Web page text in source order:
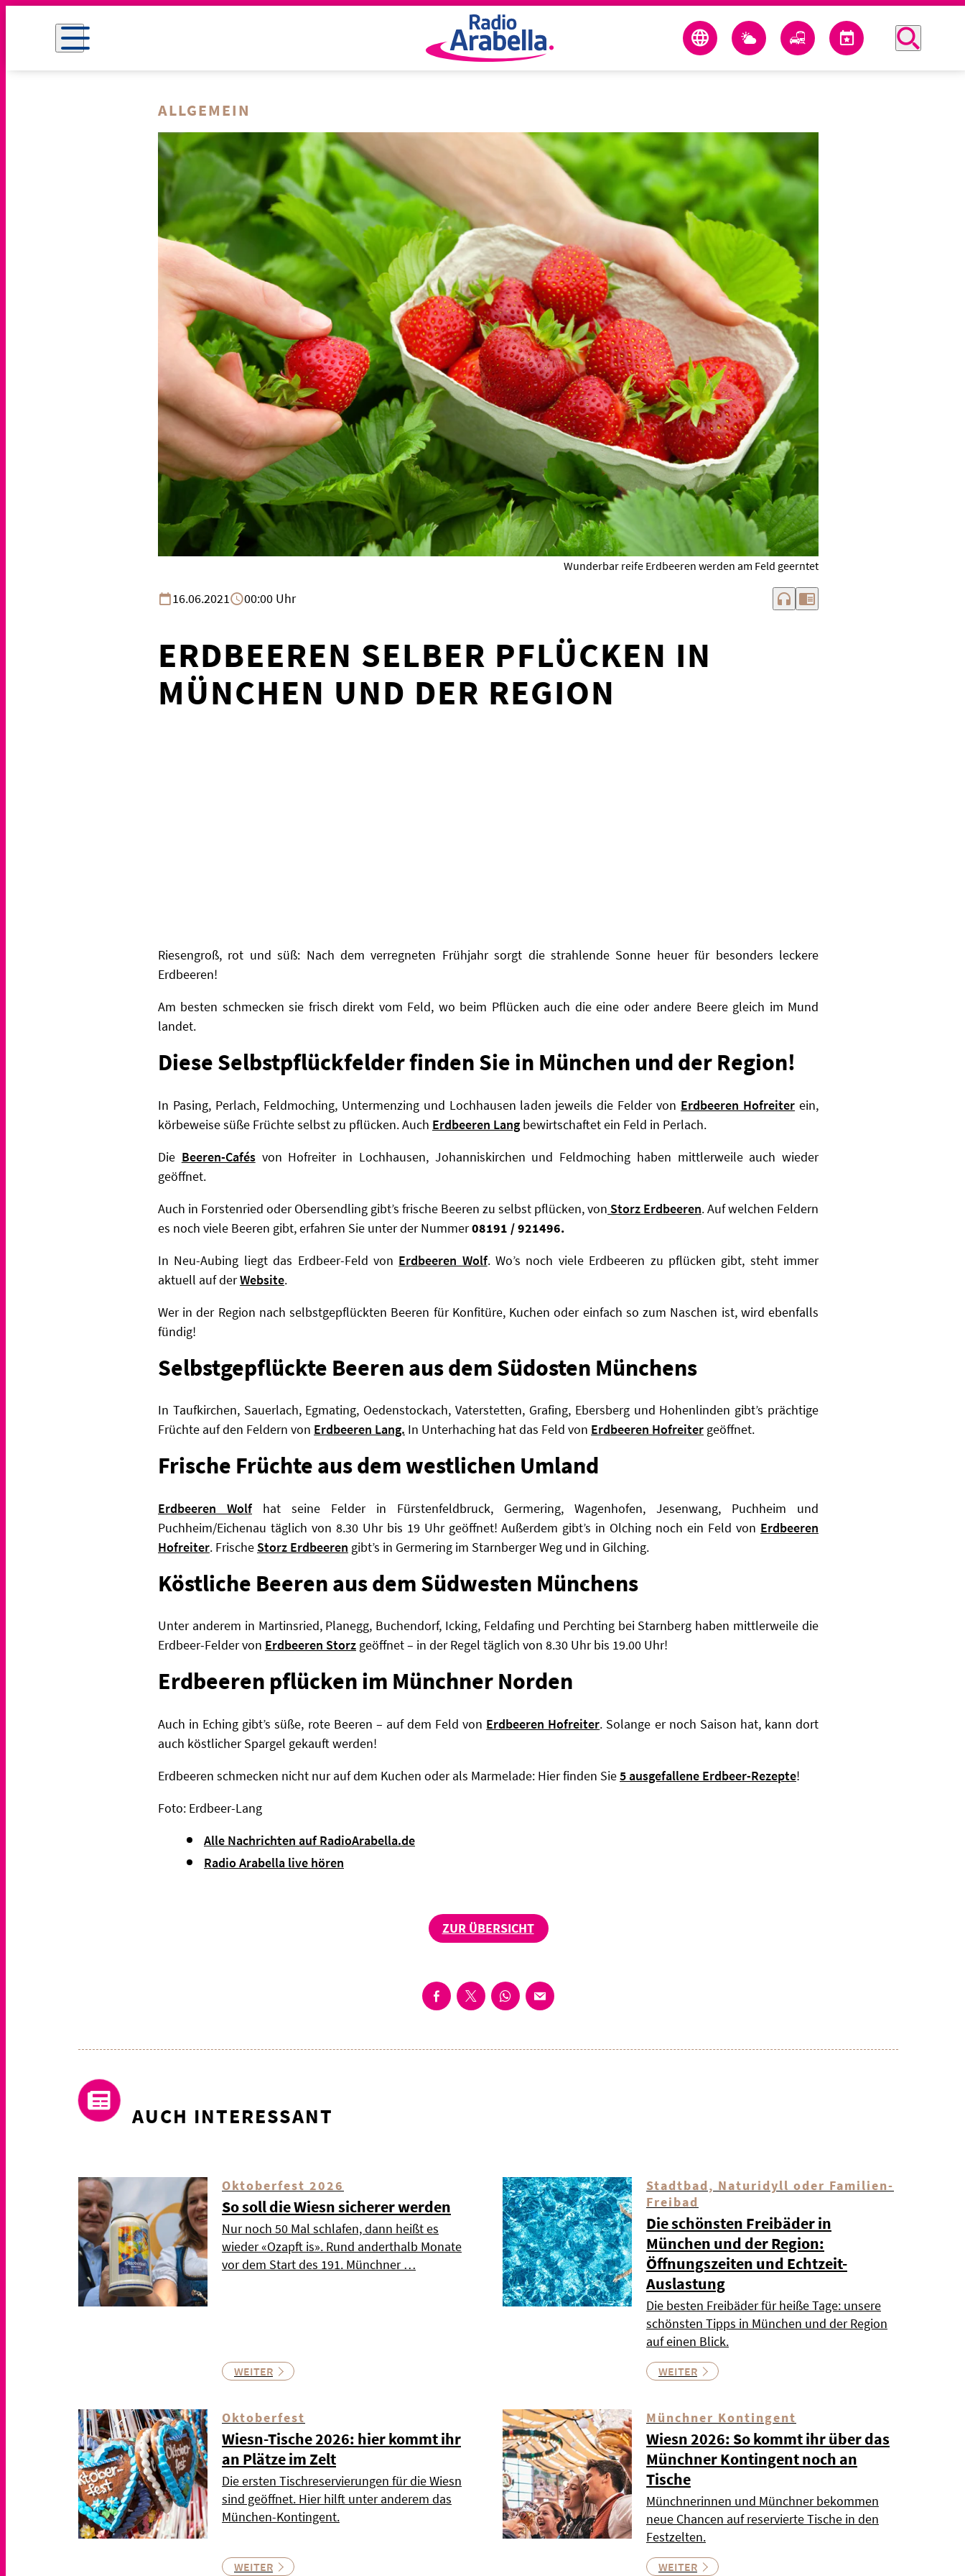
ALLGEMEIN
Wunderbar reife Erdbeeren werden am Feld geerntet
16.06.2021 00:00 Uhr headphones chrome_reader_mode
ERDBEEREN SELBER PFLÜCKEN IN
MÜNCHEN UND DER REGION
Riesengroß, rot und süß: Nach dem verregneten Frühjahr sorgt die strahlende Sonne heuer für besonders leckere
Erdbeeren!
Am besten schmecken sie frisch direkt vom Feld, wo beim Pflücken auch die eine oder andere Beere gleich im Mund
landet.
Diese Selbstpflückfelder finden Sie in München und der Region!
In Pasing, Perlach, Feldmoching, Untermenzing und Lochhausen laden jeweils die Felder von Erdbeeren Hofreiter ein,
körbeweise süße Früchte selbst zu pflücken. Auch Erdbeeren Lang bewirtschaftet ein Feld in Perlach.
Die Beeren-Cafésvon Hofreiter in Lochhausen, Johanniskirchen und Feldmoching haben mittlerweile auch wieder
geöffnet.
Auch in Forstenried oder Obersendling gibt’s frische Beeren zu selbst pflücken, von Storz Erdbeeren. Auf welchen Feldern
es noch viele Beeren gibt, erfahren Sie unter der Nummer08191 / 921496.
In Neu-Aubing liegt das Erdbeer-Feld von Erdbeeren Wolf. Wo’s noch viele Erdbeeren zu pflücken gibt, steht immer
aktuell auf derWebsite.
Wer in der Region nach selbstgepflückten Beeren für Konfitüre, Kuchen oder einfach so zum Naschen ist, wird ebenfalls
fündig!
Selbstgepflückte Beeren aus dem Südosten Münchens
In Taufkirchen, Sauerlach, Egmating, Oedenstockach, Vaterstetten, Grafing, Ebersberg und Hohenlinden gibt’s prächtige
Früchte auf den Feldern von Erdbeeren Lang. In Unterhaching hat das Feld von Erdbeeren Hofreiter geöffnet.
Frische Früchte aus dem westlichen Umland
Erdbeeren Wolfhat seine Felder in Fürstenfeldbruck, Germering, Wagenhofen, Jesenwang, Puchheim und
Puchheim/Eichenau täglich von 8.30 Uhr bis 19 Uhr geöffnet! Außerdem gibt’s in Olching noch ein Feld von Erdbeeren
Hofreiter. Frische Storz Erdbeeren gibt’s in Germering im Starnberger Weg und in Gilching.
Köstliche Beeren aus dem Südwesten Münchens
Unter anderem in Martinsried, Planegg, Buchendorf, Icking, Feldafing und Perchting bei Starnberg haben mittlerweile die
Erdbeer-Felder von Erdbeeren Storz geöffnet – in der Regel täglich von 8.30 Uhr bis 19.00 Uhr!
Erdbeeren pflücken im Münchner Norden
Auch in Eching gibt’s süße, rote Beeren – auf dem Feld von Erdbeeren Hofreiter. Solange er noch Saison hat, kann dort
auch köstlicher Spargel gekauft werden!
Erdbeeren schmecken nicht nur auf dem Kuchen oder als Marmelade: Hier finden Sie5 ausgefallene Erdbeer-Rezepte!
Foto: Erdbeer-Lang
Alle Nachrichten auf RadioArabella.de
Radio Arabella live hören
ZUR ÜBERSICHT
AUCH INTERESSANT
Oktoberfest 2026
So soll die Wiesn sicherer werden
Nur noch 50 Mal schlafen, dann heißt es
wieder «Ozapft is». Rund anderthalb Monate
vor dem Start des 191. Münchner …
WEITER
Stadtbad, Naturidyll oder Familien-
Freibad
Die schönsten Freibäder in
München und der Region:
Öffnungszeiten und Echtzeit-
Auslastung
Die besten Freibäder für heiße Tage: unsere
schönsten Tipps in München und der Region
auf einen Blick.
WEITER
Oktoberfest
Wiesn-Tische 2026: hier kommt ihr
an Plätze im Zelt
Die ersten Tischreservierungen für die Wiesn
sind geöffnet. Hier hilft unter anderem das
München-Kontingent.
WEITER
Münchner Kontingent
Wiesn 2026: So kommt ihr über das
Münchner Kontingent noch an
Tische
Münchnerinnen und Münchner bekommen
neue Chancen auf reservierte Tische in den
Festzelten.
WEITER